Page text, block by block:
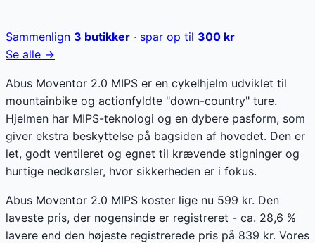
Sammenlign 3 butikker · spar op til 300 kr
Se alle →
Abus Moventor 2.0 MIPS er en cykelhjelm udviklet til
mountainbike og actionfyldte "down-country" ture.
Hjelmen har MIPS-teknologi og en dybere pasform, som
giver ekstra beskyttelse på bagsiden af hovedet. Den er
let, godt ventileret og egnet til krævende stigninger og
hurtige nedkørsler, hvor sikkerheden er i fokus.
Abus Moventor 2.0 MIPS koster lige nu 599 kr. Den
laveste pris, der nogensinde er registreret - ca. 28,6 %
lavere end den højeste registrerede pris på 839 kr. Vores